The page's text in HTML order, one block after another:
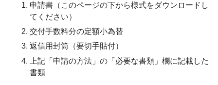
申請書（このページの下から様式をダウンロードし
てください）
交付手数料分の定額小為替
返信用封筒（要切手貼付）
上記「申請の方法」の「必要な書類」欄に記載した
書類